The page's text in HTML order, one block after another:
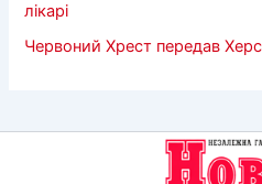
лікарі
Червоний Хрест передав